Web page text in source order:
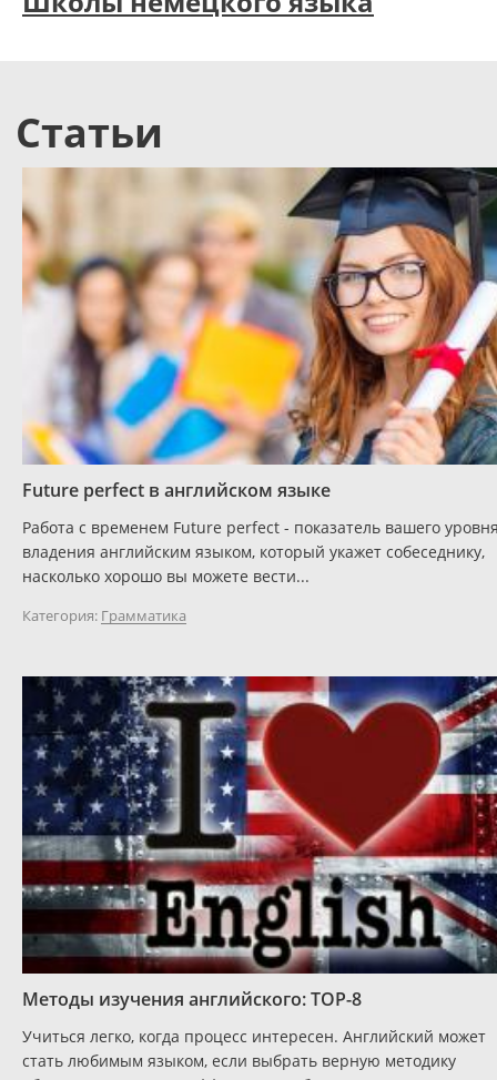
Статьи
Future perfect в английском языке
Работа с временем Future perfect - показатель вашего
владения английским языком, который укажет собеседнику,
насколько хорошо вы можете вести...
Категория: Грамматика
Методы изучения английского: TOP-8
Учиться легко, когда процесс интересен. Английский может
стать любимым языком, если выбрать верную методику